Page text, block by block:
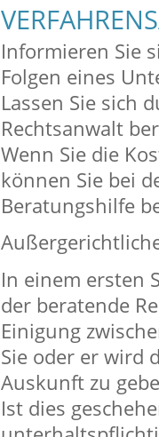
Informieren Sie
Folgen eines
Lassen Sie sich
Rechtsanwalt
Wenn Sie die
können Sie bei
Beratungshilfe
In einem ersten
der beratende
Einigung
Sie oder er wird
Auskunft zu
Ist dies